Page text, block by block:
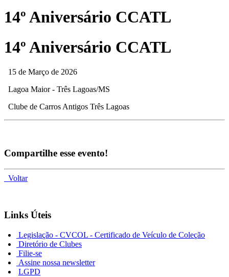
14º Aniversário CCATL
14º Aniversário CCATL
15 de Março de 2026
Lagoa Maior - Três Lagoas/MS
Clube de Carros Antigos Três Lagoas
Compartilhe esse evento!
Voltar
Links Úteis
Legislação - CVCOL - Certificado de Veículo de Coleção
Diretório de Clubes
Filie-se
Assine nossa newsletter
LGPD